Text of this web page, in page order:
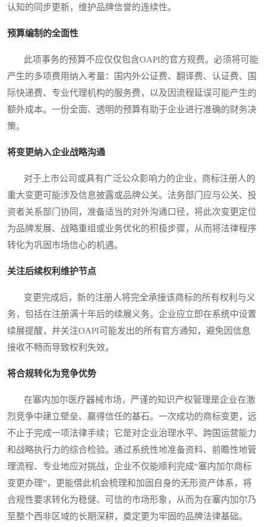
认知的同步更新，维护品牌信誉的连续性。
预算编制的全面性
此项事务的预算不应仅仅包含OAPI的官方规费。必须将可能
产生的多项费用纳入考量：国内外公证费、翻译费、认证费、国
际快递费、专业代理机构的服务费，以及因流程延误可能产生的
额外成本。一份全面、透明的预算有助于企业进行准确的财务决
策。
将变更纳入企业战略沟通
对于上市公司或具有广泛公众影响力的企业，商标注册人的
重大变更可能涉及信息披露或品牌公关。法务部门应与公关、投
资者关系部门协同，准备适当的对外沟通口径，将此次变更定位
为品牌发展、战略重组或业务优化的积极步骤，从而将法律程序
转化为巩固市场信心的机遇。
关注后续权利维护节点
变更完成后，新的注册人将完全承接该商标的所有权利与义
务，包括在注册满十年后的续展义务。企业应立即在系统中设置
续展提醒，并关注OAPI可能发出的所有官方通知，避免因信息
接收不畅而导致权利失效。
将合规转化为竞争优势
在塞内加尔医疗器械市场，严谨的知识产权管理是企业在激
烈竞争中建立壁垒、赢得信任的基石。一次成功的商标变更，远
不止于完成一项法律手续；它是对企业治理水平、跨国运营能力
和战略执行力的综合检验。通过系统性地准备资料、前瞻性地管
理流程、专业地应对挑战，企业不仅能顺利完成“塞内加尔商标
变更办理”，更能借此机会梳理和加固自身的无形资产体系，将
合规性要求转化为稳健、可信的市场形象，从而为在塞内加尔乃
至整个西非区域的长期深耕，奠定更为牢固的品牌法律基础。